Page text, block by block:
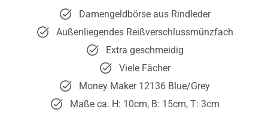
Damengeldbörse aus Rindleder
Außenliegendes Reißverschlussmünzfach
Extra geschmeidig
Viele Fächer
Money Maker 12136 Blue/Grey
Maße ca. H: 10cm, B: 15cm, T: 3cm